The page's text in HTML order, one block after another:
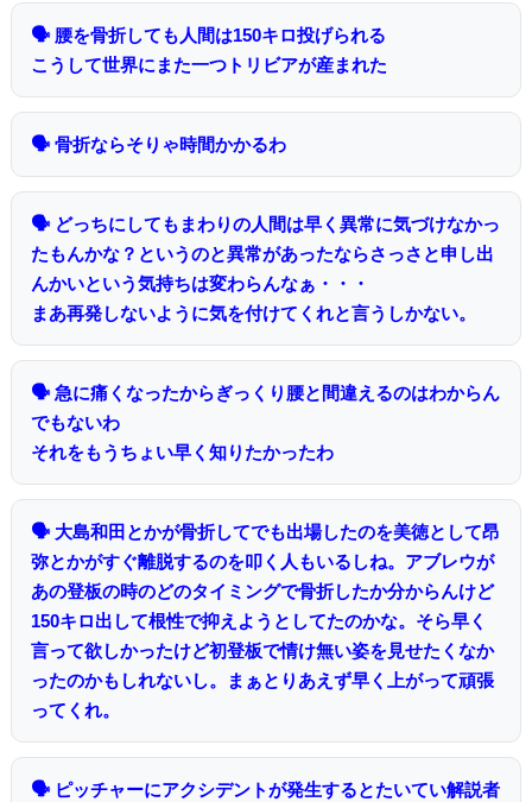
🗣 腰を骨折しても人間は150キロ投げられる
こうして世界にまた一つトリビアが産まれた
🗣 骨折ならそりゃ時間かかるわ
🗣 どっちにしてもまわりの人間は早く異常に気づけなかっ
たもんかな？というのと異常があったならさっさと申し出
んかいという気持ちは変わらんなぁ・・・
まあ再発しないように気を付けてくれと言うしかない。
🗣 急に痛くなったからぎっくり腰と間違えるのはわからん
でもないわ
それをもうちょい早く知りたかったわ
🗣 大島和田とかが骨折してでも出場したのを美徳として昂
弥とかがすぐ離脱するのを叩く人もいるしね。アブレウが
あの登板の時のどのタイミングで骨折したか分からんけど
150キロ出して根性で抑えようとしてたのかな。そら早く
言って欲しかったけど初登板で情け無い姿を見せたくなか
ったのかもしれないし。まぁとりあえず早く上がって頑張
ってくれ。
🗣 ピッチャーにアクシデントが発生するとたいてい解説者